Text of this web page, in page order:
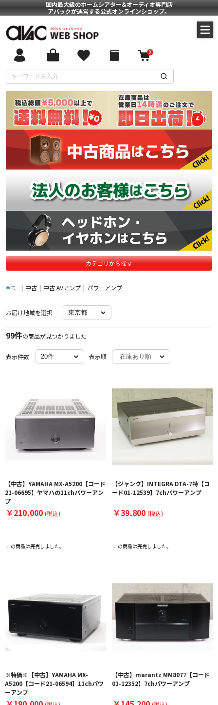
国内最大級のホームシアター&オーディオ専門店
アバックが運営する公式オンラインショップ。
0
カテゴリから探す
全て | 中古 | 中古 AVアンプ | パワーアンプ
お届け地域を選択
99件の商品が見つかりました
表示件数 表示順
【中古】YAMAHA MX-A5200【コード
21-06695】ヤマハの11chパワーアン
プ
￥210,000 (税込)
この商品は完売しました。
【ジャンク】INTEGRA DTA-7特【コ
ード01-12539】7chパワーアンプ
￥39,800 (税込)
この商品は完売しました。
※特価※【中古】YAMAHA MX-
A5200【コード21-06594】11chパワ
ーアンプ
【中古】marantz MM8077【コード
01-12352】7chパワーアンプ